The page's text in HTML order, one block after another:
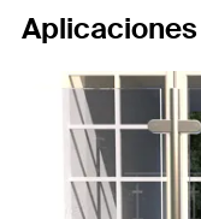
Aplicaciones